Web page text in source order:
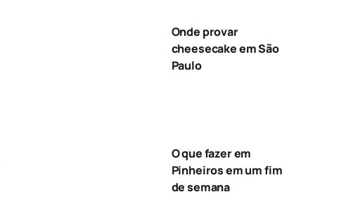
Onde provar
cheesecake em São
Paulo
O que fazer em
Pinheiros em um fim
de semana